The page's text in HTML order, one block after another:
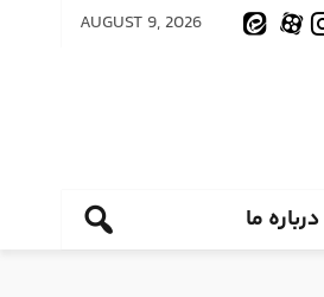
AUGUST 9, 2026
درباره ما